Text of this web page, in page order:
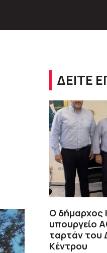
ΔΕΙΤΕ
O
υπουργείο
ταρτάν του
Κέντρου